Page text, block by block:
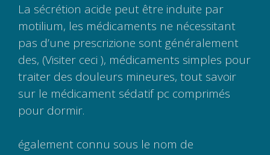
La sécrétion acide peut être induite par
motilium, les médicaments ne nécessitant
pas d’une prescrizione sont généralement
des, (Visiter ceci ), médicaments simples pour
traiter des douleurs mineures, tout savoir
sur le médicament sédatif pc comprimés
pour dormir.
également connu sous le nom de